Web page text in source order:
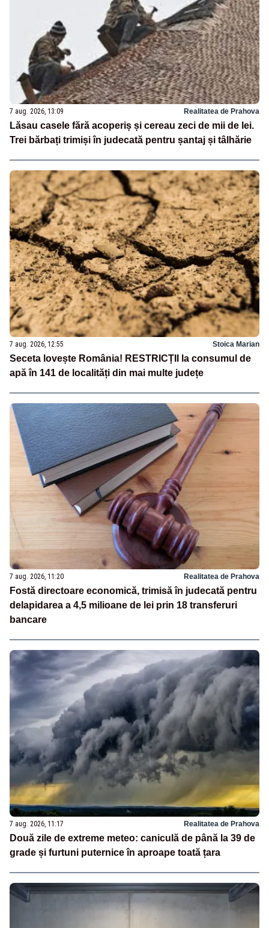
7 aug. 2026, 13:09 Realitatea de Prahova
Lăsau casele fără acoperiș și cereau zeci de mii de lei.
Trei bărbați trimiși în judecată pentru șantaj și tâlhărie
7 aug. 2026, 12:55 Stoica Marian
Seceta lovește România! RESTRICȚII la consumul de
apă în 141 de localități din mai multe județe
7 aug. 2026, 11:20 Realitatea de Prahova
Fostă directoare economică, trimisă în judecată pentru
delapidarea a 4,5 milioane de lei prin 18 transferuri
bancare
7 aug. 2026, 11:17 Realitatea de Prahova
Două zile de extreme meteo: caniculă de până la 39 de
grade și furtuni puternice în aproape toată țara